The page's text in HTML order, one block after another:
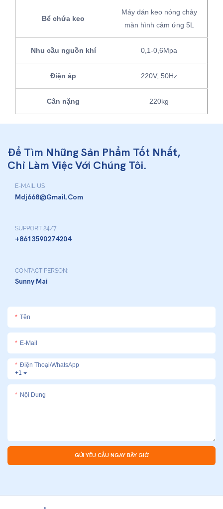
Bể chứa keo
Máy dán keo nóng chảy
màn hình cảm ứng 5L
Nhu cầu nguồn khí 0,1-0,6Mpa
Điện áp 220V, 50Hz
Cân nặng 220kg
Để Tìm Những Sản Phẩm Tốt Nhất,
Chỉ Làm Việc Với Chúng Tôi.
E-MAIL US
Mdj668@gmail.com
SUPPORT 24/7
+8613590274204
CONTACT PERSON:
Sunny Mai
Tên
E-Mail
+1
Điện Thoại/whatsApp
Nội Dung
GỬI YÊU CẦU NGAY BÂY GIỜ